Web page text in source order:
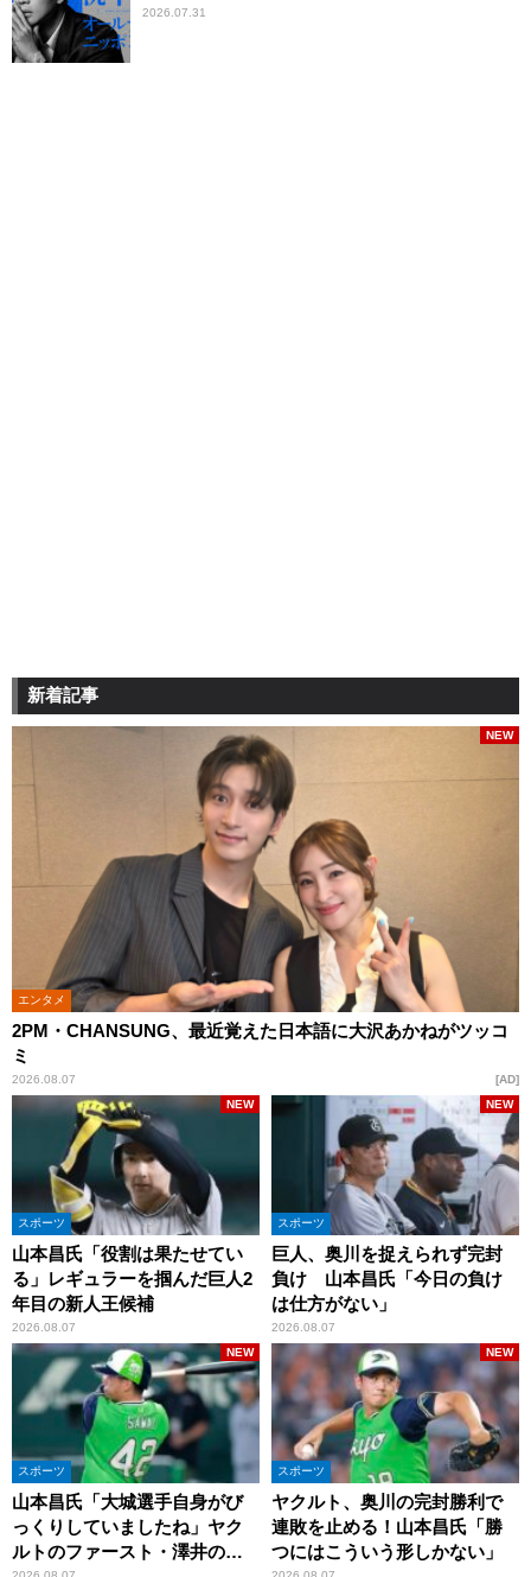
2026.07.31
新着記事
エンタメ
2PM・CHANSUNG、最近覚えた日本語に大沢あかねがツッコ
ミ
2026.08.07
NEW
AD
スポーツ
山本昌氏「役割は果たせてい
る」レギュラーを掴んだ巨人2
年目の新人王候補
2026.08.07
NEW
スポーツ
巨人、奥川を捉えられず完封
負け 山本昌氏「今日の負け
は仕方がない」
2026.08.07
NEW
スポーツ
山本昌氏「大城選手自身がび
っくりしていましたね」ヤク
ルトのファースト・澤井の判
NEW
スポーツ
ヤクルト、奥川の完封勝利で
連敗を止める！山本昌氏「勝
つにはこういう形しかない」
NEW